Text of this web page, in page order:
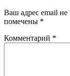
Ваш адрес email не
помечены *
Комментарий *